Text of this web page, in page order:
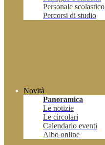
Personale scolastico
Percorsi di studio
Novità
Panoramica
Le notizie
Le circolari
Calendario eventi
Albo online